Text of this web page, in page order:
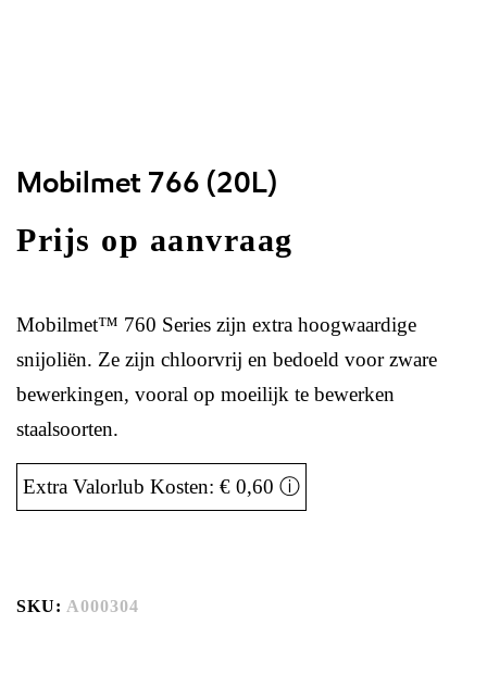
Mobilmet 766 (20L)
Prijs op aanvraag
Mobilmet™ 760 Series zijn extra hoogwaardige
snijoliën. Ze zijn chloorvrij en bedoeld voor zware
bewerkingen, vooral op moeilijk te bewerken
staalsoorten.
Extra Valorlub Kosten: € 0,60 ⓘ
SKU: A000304